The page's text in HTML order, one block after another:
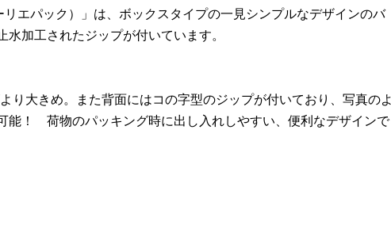
リエパック）」は、ボックスタイプの一見シンプルなデザインのバ
水加工されたジップが付いています。
り大きめ。また背面にはコの字型のジップが付いており、写真のよ
能！ 荷物のパッキング時に出し入れしやすい、便利なデザインで